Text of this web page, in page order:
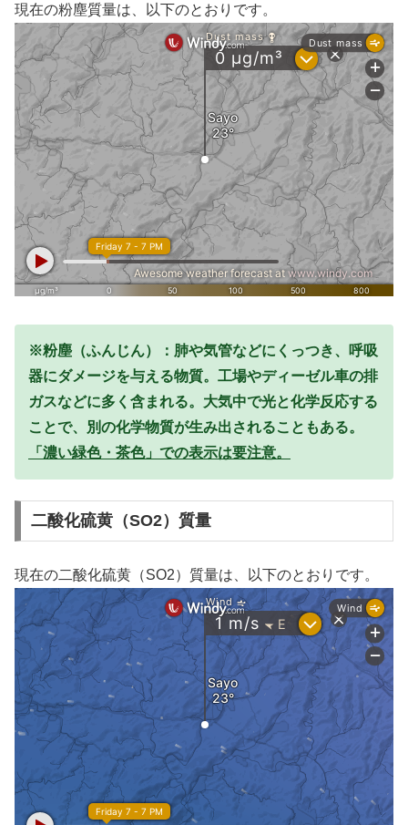
現在の粉塵質量は、以下のとおりです。
※粉塵（ふんじん）：肺や気管などにくっつき、呼吸
器にダメージを与える物質。工場やディーゼル車の排
ガスなどに多く含まれる。大気中で光と化学反応する
ことで、別の化学物質が生み出されることもある。
「濃い緑色・茶色」での表示は要注意。
二酸化硫黄（SO2）質量
現在の二酸化硫黄（SO2）質量は、以下のとおりです。